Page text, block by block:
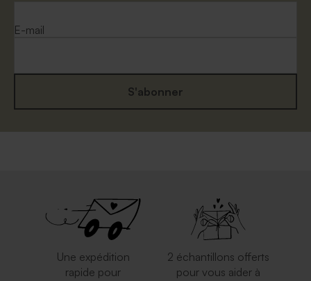
E-mail
S'abonner
Une expédition
rapide pour
2 échantillons offerts
pour vous aider à